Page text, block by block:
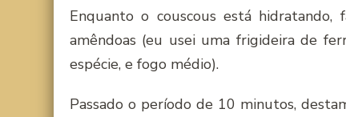
Enquanto o couscous está
amêndoas (eu usei uma frigideira de
espécie, e fogo médio).
Passado o período de 10 minutos,